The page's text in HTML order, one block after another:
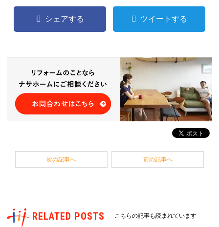
シェアする ツイートする
次の記事へ 前の記事へ
RELATED POSTS こちらの記事も読まれています